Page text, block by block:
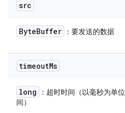
src
ByteBuffer ：要发送的数据
timeoutMs
long
：超时时间（以毫秒为单
间）